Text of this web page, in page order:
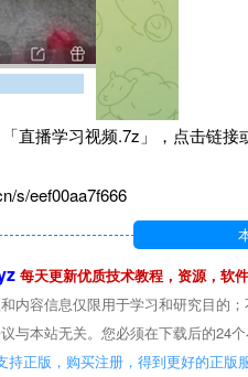
直播学习视频.7z」，点击链接
s/eef00aa7f666
每天更新优质技术教程，资源，软
内容信息仅限用于学习和研究目的
与本站无关。您必须在下载后的24
正版，购买注册，得到更好的正版服